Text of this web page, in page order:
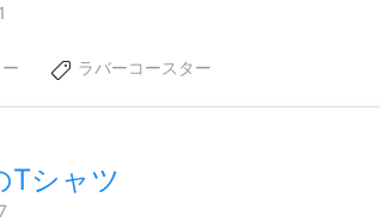
ラバーコースター
Tシャツ